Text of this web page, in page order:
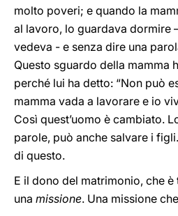
molto poveri; e quando la
al lavoro, lo guardava dormire
vedeva - e senza dire una
Questo sguardo della mamma
perché lui ha detto: “Non può
mamma vada a lavorare e io
Così quest’uomo è cambiato.
parole, può anche salvare i
di questo.
E il dono del matrimonio, che
una missione. Una missione